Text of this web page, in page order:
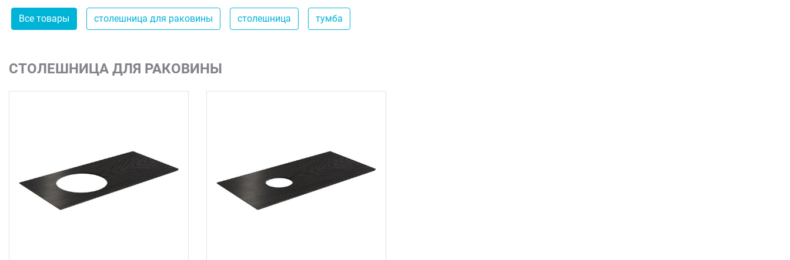
Все товары столешница для раковины столешница тумба
СТОЛЕШНИЦА ДЛЯ РАКОВИНЫ